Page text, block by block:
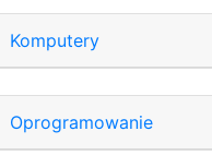
Komputery
Oprogramowanie